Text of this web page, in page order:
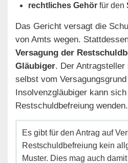
rechtliches Gehör für den
Das Gericht versagt die
von Amts wegen.
Versagung der
Gläubiger. Der
selbst vom
Insolvenzgläubiger kann
Restschuldbefreiung wenden.
Es gibt für den Antrag auf
Restschuldbefreiung kein
Muster. Dies mag auch